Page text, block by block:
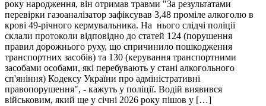
року народження, він отримав травми "За результатами
перевірки газоаналізатор зафіксував 3,48 проміле алкоголю в
крові 49-річного кермувальника. На нього слідчі поліції
склали протоколи відповідно до статей 124 (порушення
правил дорожнього руху, що спричинило пошкодження
транспортних засобів) та 130 (керування транспортними
засобами особами, які перебувають у стані алкогольного
сп'яніння) Кодексу України про адміністративні
правопорушення", - кажуть у поліції. Водій виявився
військовим, який ще у січні 2026 року пішов у […]